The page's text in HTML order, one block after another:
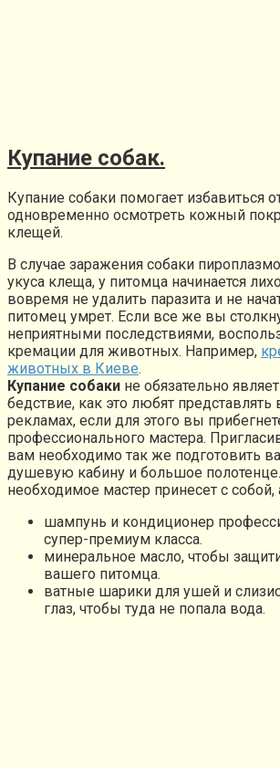
Купание собак.
Купание собаки помогает избавиться
одновременно осмотреть кожный
клещей.
В случае заражения собаки
укуса клеща, у питомца начинается
вовремя не удалить паразита и не
питомец умрет. Если все же вы
неприятными последствиями,
кремации для животных. Например,
животных в Киеве.
Купание собаки не обязательно
бедствие, как это любят представлять
рекламах, если для этого вы
профессионального мастера.
вам необходимо так же подготовить
душевую кабину и большое
необходимое мастер принесет с собой,
шампунь и кондиционер
супер-премиум класса.
минеральное масло, чтобы
вашего питомца.
ватные шарики для ушей и
глаз, чтобы туда не попала вода.